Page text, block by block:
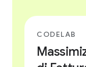
CODELAB